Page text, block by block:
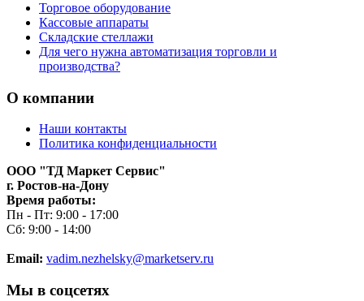
Торговое оборудование
Кассовые аппараты
Складские стеллажи
Для чего нужна автоматизация торговли и
производства?
О компании
Наши контакты
Политика конфиденциальности
ООО "ТД Маркет Сервис"
г. Ростов-на-Дону
Время работы:
Пн - Пт: 9:00 - 17:00
Сб: 9:00 - 14:00
Email: vadim.nezhelsky@marketserv.ru
Мы в соцсетях